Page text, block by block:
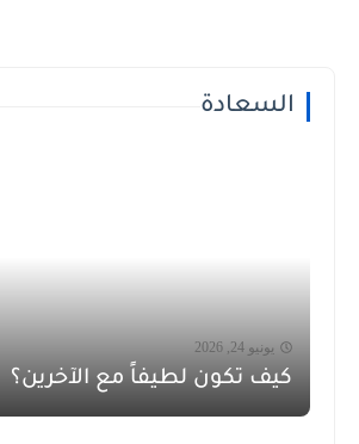
السعادة
يونيو 24, 2026
كيف تكون لطيفاً مع الآخرين؟